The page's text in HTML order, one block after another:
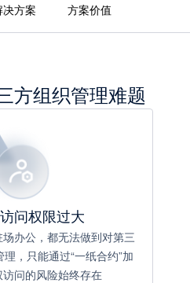
决方案 方案价值
方组织管理难题
问权限过大
办公，都无法做到对第三
，只能通过“一纸合约”加
问的风险始终存在